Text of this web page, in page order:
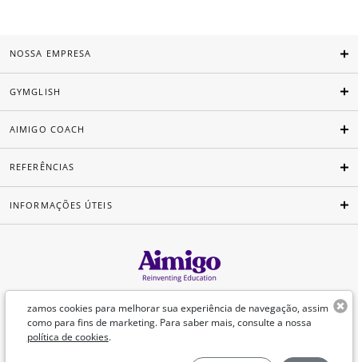
zamos cookies para melhorar sua experiência de navegação, assim
como para fins de marketing. Para saber mais, consulte a nossa
política de cookies.
NOSSA EMPRESA
GYMGLISH
AIMIGO COACH
REFERÊNCIAS
INFORMAÇÕES ÚTEIS
Português